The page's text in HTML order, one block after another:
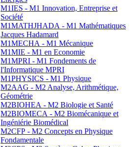
M1IES - M1 Innovation, Entreprise et
Société
M1MATHJHADA - M1 Mathématiques
Jacques Hadamard
M1MECHA - M1 Mécanique
M1MIE - M1 en Economie
M1MPRI - M1 Fondements de
l'Informatique MPRI
M1PHYSICS - M1 Physique
M2AAG - M2 Analyse, Arithmétique,
Géométrie
M2BIOHEA - M2 Biologie et Santé
M2BIOMECA - M2 Biomécanique et
Ingéniérie Biomédical
M2CFP - M2 Concepts en Physique
Fondamentale